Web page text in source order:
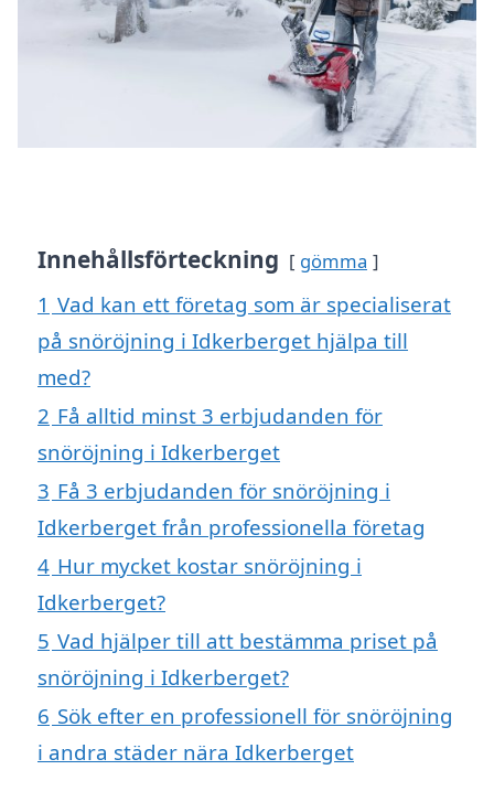
Innehållsförteckning gömma
1 Vad kan ett företag som är specialiserat
på snöröjning i Idkerberget hjälpa till
med?
2 Få alltid minst 3 erbjudanden för
snöröjning i Idkerberget
3 Få 3 erbjudanden för snöröjning i
Idkerberget från professionella företag
4 Hur mycket kostar snöröjning i
Idkerberget?
5 Vad hjälper till att bestämma priset på
snöröjning i Idkerberget?
6 Sök efter en professionell för snöröjning
i andra städer nära Idkerberget